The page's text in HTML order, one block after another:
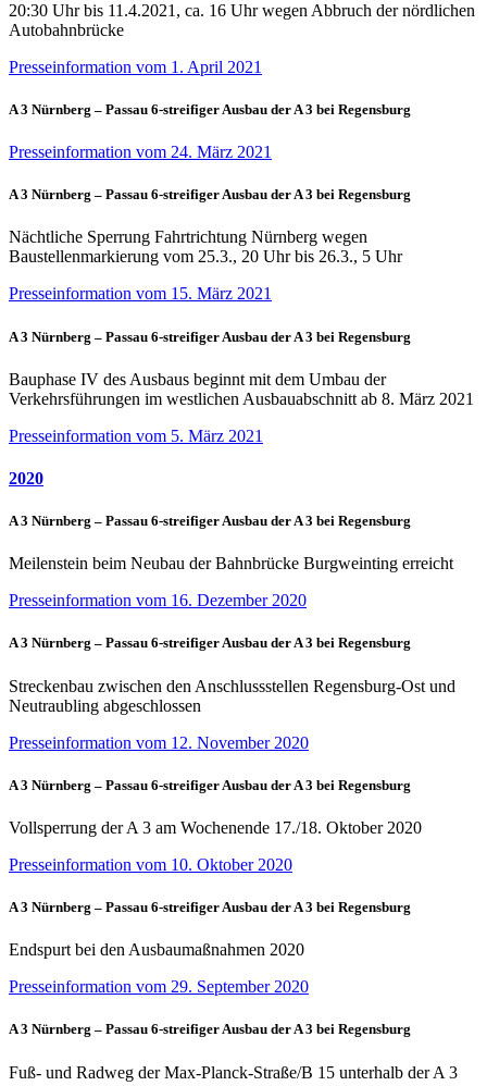
20:30 Uhr bis 11.4.2021, ca. 16 Uhr wegen Abbruch der nördlichen
Autobahnbrücke
Presseinformation vom 1. April 2021
A 3 Nürnberg – Passau 6-streifiger Ausbau der A 3 bei Regensburg
Presseinformation vom 24. März 2021
A 3 Nürnberg – Passau 6-streifiger Ausbau der A 3 bei Regensburg
Nächtliche Sperrung Fahrtrichtung Nürnberg wegen
Baustellenmarkierung vom 25.3., 20 Uhr bis 26.3., 5 Uhr
Presseinformation vom 15. März 2021
A 3 Nürnberg – Passau 6-streifiger Ausbau der A 3 bei Regensburg
Bauphase IV des Ausbaus beginnt mit dem Umbau der
Verkehrsführungen im westlichen Ausbauabschnitt ab 8. März 2021
Presseinformation vom 5. März 2021
2020
A 3 Nürnberg – Passau 6-streifiger Ausbau der A 3 bei Regensburg
Meilenstein beim Neubau der Bahnbrücke Burgweinting erreicht
Presseinformation vom 16. Dezember 2020
A 3 Nürnberg – Passau 6-streifiger Ausbau der A 3 bei Regensburg
Streckenbau zwischen den Anschlussstellen Regensburg-Ost und
Neutraubling abgeschlossen
Presseinformation vom 12. November 2020
A 3 Nürnberg – Passau 6-streifiger Ausbau der A 3 bei Regensburg
Vollsperrung der A 3 am Wochenende 17./18. Oktober 2020
Presseinformation vom 10. Oktober 2020
A 3 Nürnberg – Passau 6-streifiger Ausbau der A 3 bei Regensburg
Endspurt bei den Ausbaumaßnahmen 2020
Presseinformation vom 29. September 2020
A 3 Nürnberg – Passau 6-streifiger Ausbau der A 3 bei Regensburg
Fuß- und Radweg der Max-Planck-Straße/B 15 unterhalb der A 3